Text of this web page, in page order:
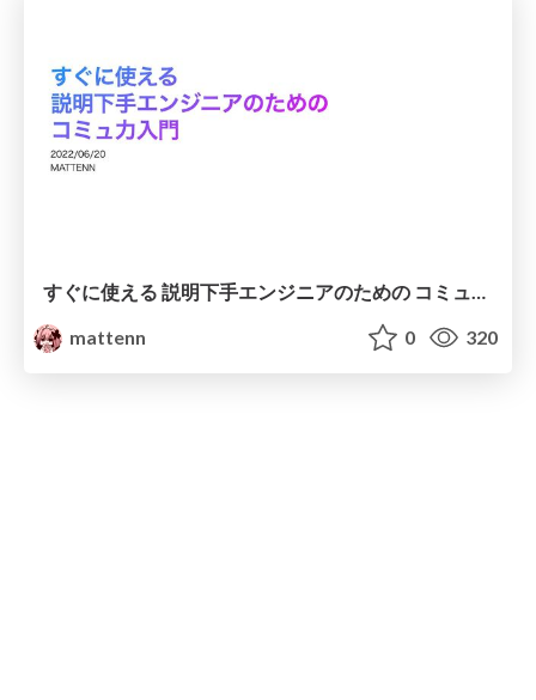
mattenn
0 320